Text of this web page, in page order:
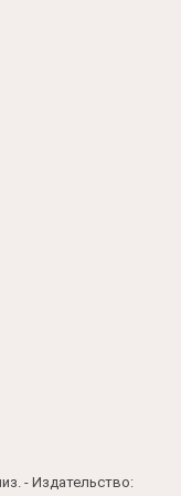
- Издательство: